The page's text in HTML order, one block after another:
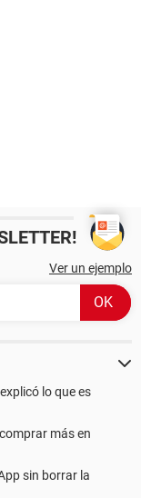
Ver un ejemplo
lo que es
más en
sin borrar la